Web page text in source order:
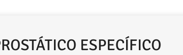
ESPECÍFICO